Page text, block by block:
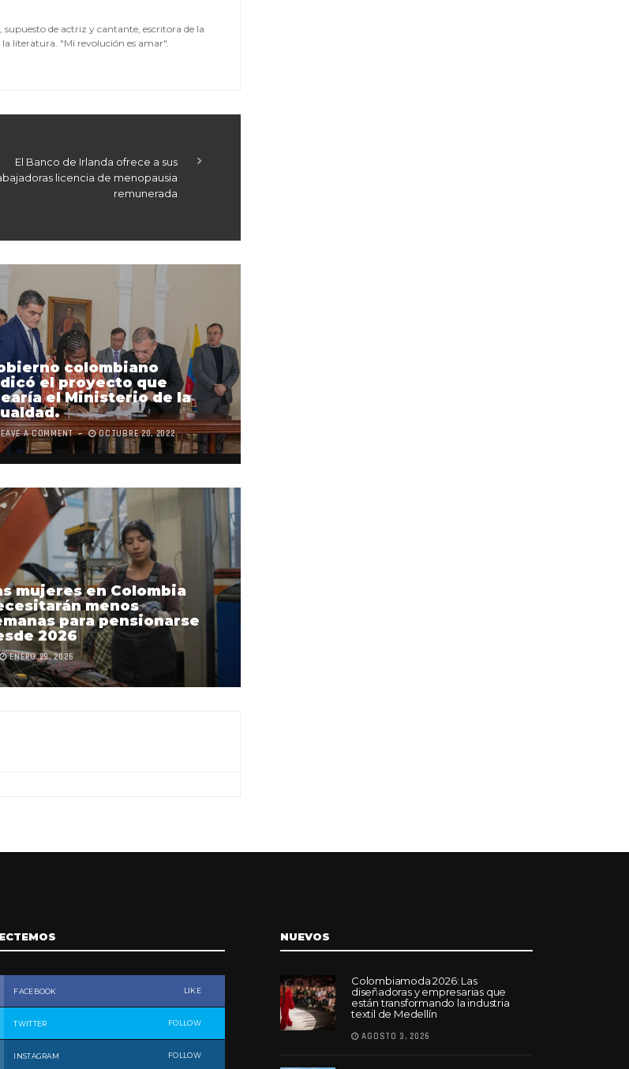
de actriz y cantante, escritora de la
literatura. "Mi revolución es amar".
El Banco de Irlanda ofrece a sus
licencia de menopausia
remunerada
colombiano
el proyecto que
el Ministerio de la
A COMMENT OCTUBRE 20, 2022
mujeres en Colombia
menos
para pensionarse
2026
ENERO 29, 2026
FACEBOOK LIKE
TWITTER FOLLOW
INSTAGRAM FOLLOW
NUEVOS
Colombiamoda 2026: Las
diseñadoras y empresarias que
están transformando la industria
textil de Medellín
AGOSTO 3, 2026